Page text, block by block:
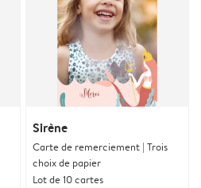
Sirène
Carte de remerciement | Trois
choix de papier
Lot de 10 cartes